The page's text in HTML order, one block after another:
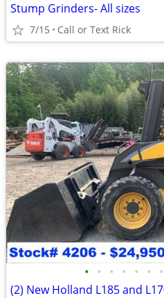
Stump Grinders- All sizes
7/15 Call or Text Rick
• • • • • • •
(2) New Holland L185 and